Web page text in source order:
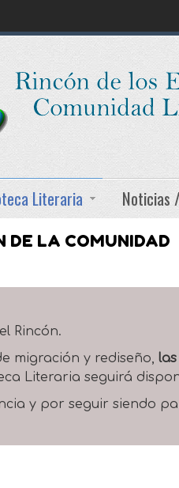
Literaria Noticias
DE LA COMUNIDAD
Rincón.
migración y rediseño,
Literaria seguirá
y por seguir siendo